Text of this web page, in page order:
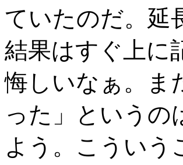
ていたのだ。延
結果はすぐ上に
悔しいなぁ。ま
った」というの
よう。こういう